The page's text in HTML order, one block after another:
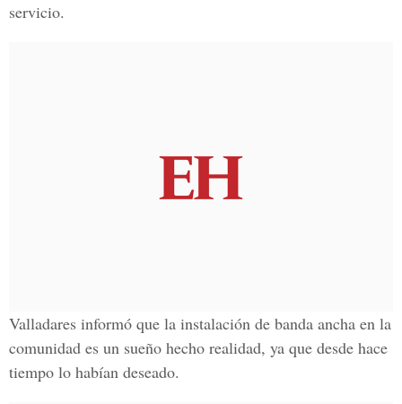
servicio.
Valladares informó que la instalación de banda ancha en la
comunidad es un sueño hecho realidad, ya que desde hace
tiempo lo habían deseado.